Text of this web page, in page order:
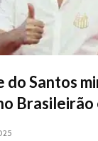
do Santos
Brasileirão